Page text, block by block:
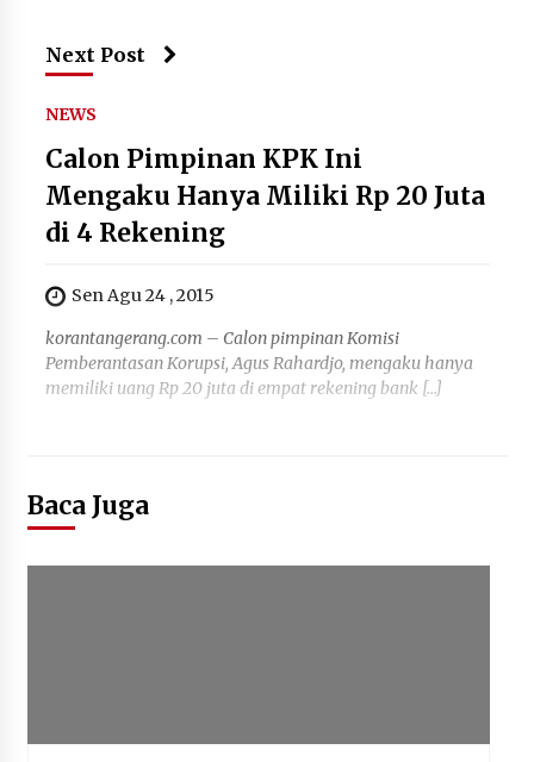
Next Post
NEWS
Calon Pimpinan KPK Ini
Mengaku Hanya Miliki Rp 20 Juta
di 4 Rekening
Sen Agu 24 , 2015
korantangerang.com – Calon pimpinan Komisi
Pemberantasan Korupsi, Agus Rahardjo, mengaku hanya
memiliki uang Rp 20 juta di empat rekening bank […]
Baca Juga